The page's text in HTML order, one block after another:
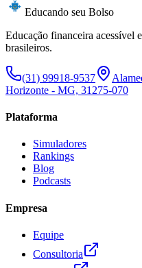
Educando seu Bolso
Educação financeira acessível
brasileiros.
(31) 99918-9537
Horizonte - MG, 31275-070
Plataforma
Simuladores
Rankings
Blog
Podcasts
Empresa
Equipe
Consultoria